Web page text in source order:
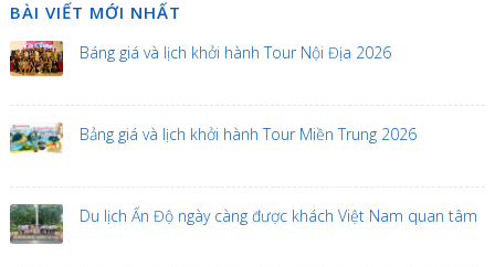
BÀI VIẾT MỚI NHẤT
Báng giá và lịch khởi hành Tour Nội Địa 2026
Bảng giá và lịch khởi hành Tour Miền Trung 2026
Du lịch Ấn Độ ngày càng được khách Việt Nam quan tâm